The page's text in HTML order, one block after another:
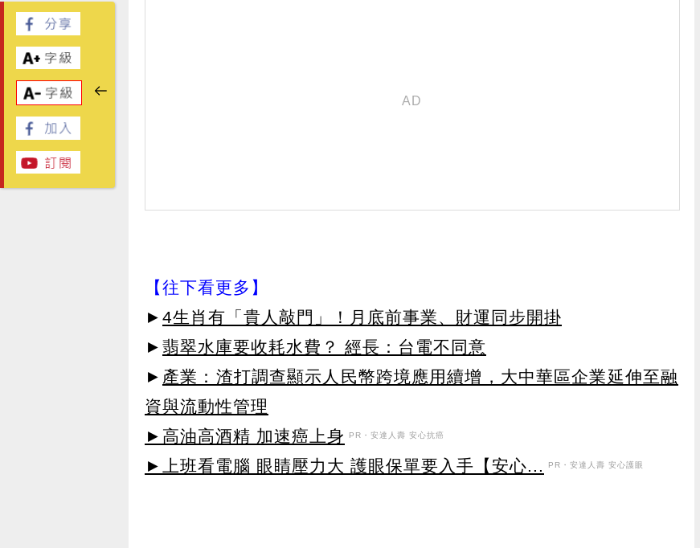
【往下看更多】
► 4生肖有「貴人敲門」！月底前事業、財運同步開掛
► 翡翠水庫要收耗水費？ 經長：台電不同意
► 產業：渣打調查顯示人民幣跨境應用續增，大中華區企業延伸至融
資與流動性管理
►高油高酒精 加速癌上身
PR・安達人壽 安心抗癌
►上班看電腦 眼睛壓力大 護眼保單要入手【安心... PR・安達人壽 安心護眼